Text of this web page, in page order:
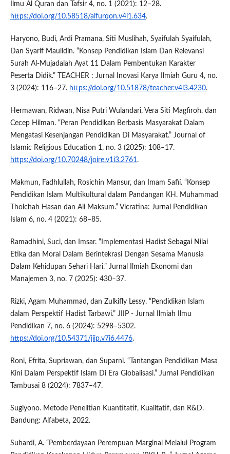
Ilmu Al Quran dan Tafsir 4, no. 1 (2021): 12–28.
https://doi.org/10.58518/alfurqon.v4i1.634.
Haryono, Budi, Ardi Pramana, Siti Muslihah, Syaifulah Syaifulah,
Dan Syarif Maulidin. “Konsep Pendidikan Islam Dan Relevansi
Surah Al-Mujadalah Ayat 11 Dalam Pembentukan Karakter
Peserta Didik.” TEACHER : Jurnal Inovasi Karya Ilmiah Guru 4, no.
3 (2024): 116–27. https://doi.org/10.51878/teacher.v4i3.4230.
Hermawan, Ridwan, Nisa Putri Wulandari, Vera Siti Magfiroh, dan
Cecep Hilman. “Peran Pendidikan Berbasis Masyarakat Dalam
Mengatasi Kesenjangan Pendidikan Di Masyarakat.” Journal of
Islamic Religious Education 1, no. 3 (2025): 108–17.
https://doi.org/10.70248/joire.v1i3.2761.
Makmun, Fadhlullah, Rosichin Mansur, dan Imam Safií. “Konsep
Pendidikan Islam Multikultural dalam Pandangan KH. Muhammad
Tholchah Hasan dan Ali Maksum.” Vicratina: Jurnal Pendidikan
Islam 6, no. 4 (2021): 68–85.
Ramadhini, Suci, dan Imsar. “Implementasi Hadist Sebagai Nilai
Etika dan Moral Dalam Berintekrasi Dengan Sesama Manusia
Dalam Kehidupan Sehari Hari.” Jurnal Ilmiah Ekonomi dan
Manajemen 3, no. 7 (2025): 430–37.
Rizki, Agam Muhammad, dan Zulkifly Lessy. “Pendidikan Islam
dalam Perspektif Hadist Tarbawi.” JIIP - Jurnal Ilmiah Ilmu
Pendidikan 7, no. 6 (2024): 5298–5302.
https://doi.org/10.54371/jiip.v7i6.4476.
Roni, Efrita, Supriawan, dan Suparni. “Tantangan Pendidikan Masa
Kini Dalam Perspektif Islam Di Era Globalisasi.” Jurnal Pendidikan
Tambusai 8 (2024): 7837–47.
Sugiyono. Metode Penelitian Kuantitatif, Kualitatif, dan R&D.
Bandung: Alfabeta, 2022.
Suhardi, A. “Pemberdayaan Perempuan Marginal Melalui Program